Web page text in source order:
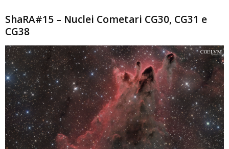
ShaRA#15 – Nuclei Cometari CG30, CG31 e
CG38